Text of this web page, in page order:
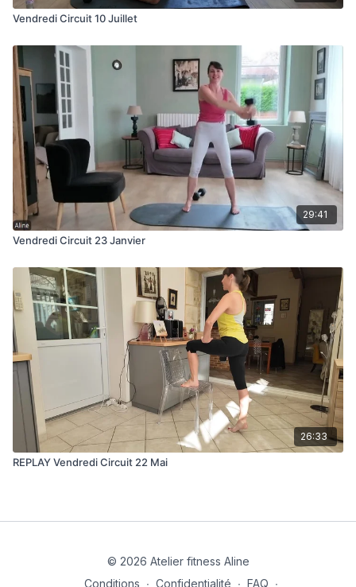
Vendredi Circuit 10 Juillet
29:41
Vendredi Circuit 23 Janvier
26:33
REPLAY Vendredi Circuit 22 Mai
© 2026 Atelier fitness Aline
Conditions ∙ Confidentialité ∙ FAQ ∙